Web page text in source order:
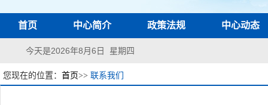
首页 中心简介 政策法规 中心动态
今天是2026年8月6日 星期四
您现在的位置： 首页>> 联系我们